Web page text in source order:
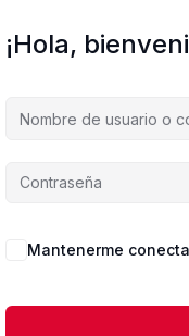
¡Hola,
Mantenerme